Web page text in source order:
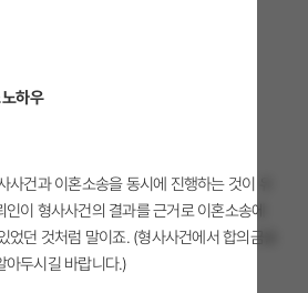
하우
건과 이혼소송을 동시에 진행하는 것이 유
이 형사사건의 결과를 근거로 이혼소송에
던 것처럼 말이죠. (형사사건에서 합의금을
아두시길 바랍니다.)